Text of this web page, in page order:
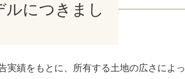
ルにつきまし
実績をもとに、所有する土地の広さによっ